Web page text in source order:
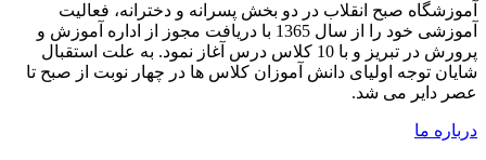
آموزشگاه صبح انقلاب در دو بخش پسرانه و دخترانه، فعالیت
آموزشی خود را از سال 1365 با دریافت مجوز از اداره آموزش و
پرورش در تبریز و با 10 کلاس درس آغاز نمود. به علت استقبال
شایان توجه اولیای دانش آموزان کلاس ها در چهار نوبت از صبح تا
عصر دایر می شد.
درباره ما